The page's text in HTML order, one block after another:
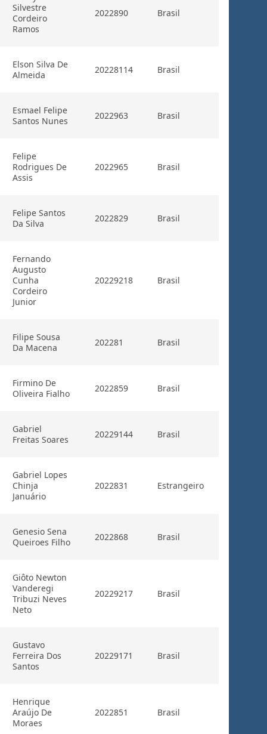
Silvestre
Cordeiro
Ramos
2022890 Brasil
Elson Silva De
Almeida
20228114 Brasil
Esmael Felipe
Santos Nunes
2022963 Brasil
Felipe
Rodrigues De
Assis
2022965 Brasil
Felipe Santos
Da Silva
2022829 Brasil
Fernando
Augusto
Cunha
Cordeiro
Junior
20229218 Brasil
Filipe Sousa
Da Macena
202281 Brasil
Firmino De
Oliveira Fialho
2022859 Brasil
Gabriel
Freitas Soares
20229144 Brasil
Gabriel Lopes
Chinja
Januário
2022831 Estrangeiro
Genesio Sena
Queiroes Filho
2022868 Brasil
Giôto Newton
Vanderegi
Tribuzi Neves
Neto
20229217 Brasil
Gustavo
Ferreira Dos
Santos
20229171 Brasil
Henrique
Araújo De
Moraes
2022851 Brasil